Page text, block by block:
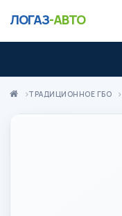
ЛОГАЗ-АВТО
ТРАДИЦИОННОЕ ГБО